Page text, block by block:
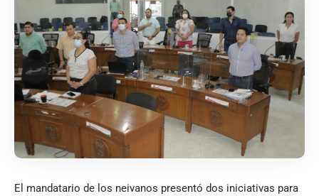
El mandatario de los neivanos presentó dos iniciativas para